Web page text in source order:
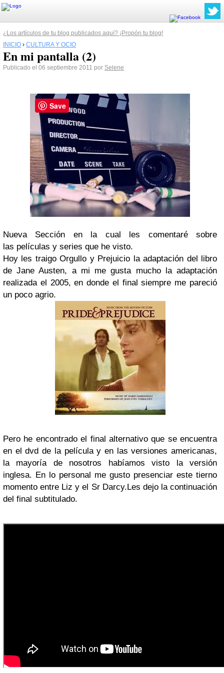
¿Los artículos de tu blog publicados aquí? ¡Propón tu blog!
INICIO › CULTURA Y OCIO
En mi pantalla (2)
Publicado el 06 septiembre 2011 por Selene
Nueva Sección en la cual les comentaré sobre
las películas y series que he visto.
Hoy les traigo Orgullo y Prejuicio la adaptación del libro
de Jane Austen, a mi me gusta mucho la adaptación
realizada el 2005, en donde el final siempre me pareció
un poco agrio.
Pero he encontrado el final alternativo que se encuentra
en el dvd de la película y en las versiones americanas,
la mayoría de nosotros habíamos visto la versión
inglesa. En lo personal me gusto presenciar este tierno
momento entre Liz y el Sr Darcy.Les dejo la continuación
del final subtitulado.
Save